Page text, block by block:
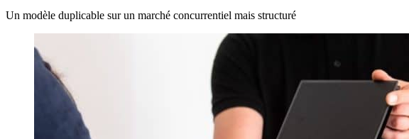
Un modèle duplicable sur un marché concurrentiel mais structuré